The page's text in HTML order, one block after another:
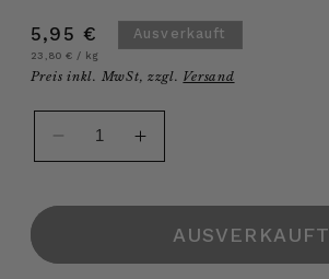
Normaler
Preis
5,95 €
Grundpreis
23,80 € / pro
kg
Ausverkauft
Preis inkl. MwSt, zzgl. Versand
Verringere
die
Giallo
Erhöhe
die
Datterino
Giallo
AUSVERKAUFT